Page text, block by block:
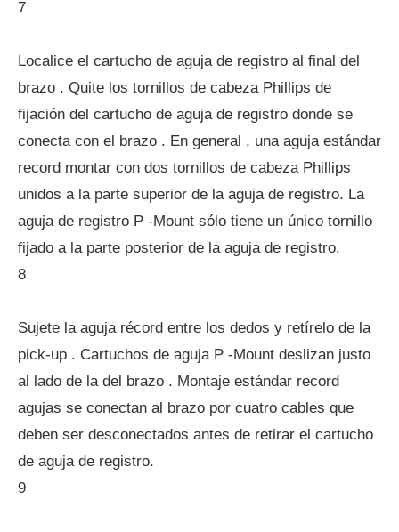
7
Localice el cartucho de aguja de registro al final del
brazo . Quite los tornillos de cabeza Phillips de
fijación del cartucho de aguja de registro donde se
conecta con el brazo . En general , una aguja estándar
record montar con dos tornillos de cabeza Phillips
unidos a la parte superior de la aguja de registro. La
aguja de registro P -Mount sólo tiene un único tornillo
fijado a la parte posterior de la aguja de registro.
8
Sujete la aguja récord entre los dedos y retírelo de la
pick-up . Cartuchos de aguja P -Mount deslizan justo
al lado de la del brazo . Montaje estándar record
agujas se conectan al brazo por cuatro cables que
deben ser desconectados antes de retirar el cartucho
de aguja de registro.
9